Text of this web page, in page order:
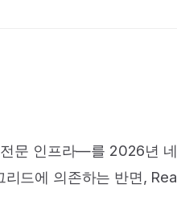
문 인프라—를 2026년
드에 의존하는 반면,